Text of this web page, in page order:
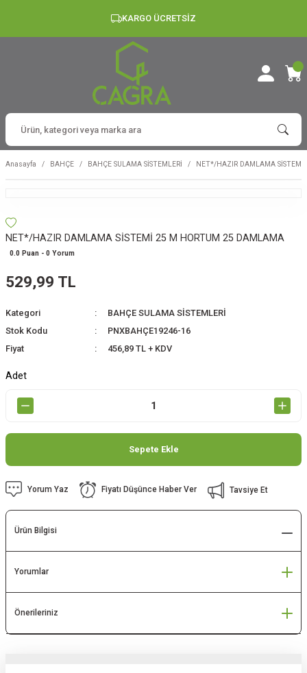
KARGO ÜCRETSİZ
Anasayfa BAHÇE BAHÇE SULAMA SİSTEMLERİ NET*/HAZIR DAMLAMA
NET*/HAZIR DAMLAMA SİSTEMİ 25 M HORTUM 25 DAMLAMA
0.0 Puan - 0 Yorum
529,99 TL
Kategori
BAHÇE SULAMA SİSTEMLERİ
Stok Kodu
PNXBAHÇE19246-16
Fiyat
456,89 TL + KDV
Adet
Sepete Ekle
Yorum Yaz Fiyatı Düşünce Haber Ver Tavsiye Et
Ürün Bilgisi
Yorumlar
Önerileriniz